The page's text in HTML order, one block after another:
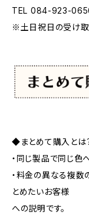
TEL 084-923-
※土日祝日の受け取
◆まとめて購入とは
・同じ製品で同じ色
・料金の異なる複数
とめたいお客様
への説明です。